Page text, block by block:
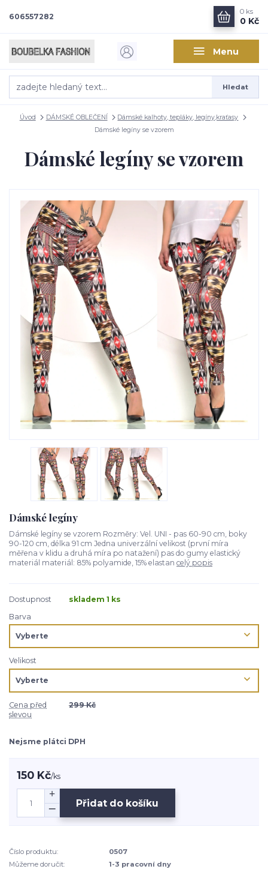
Menu
Hledat
606557282
0 ks
0 Kč
Úvod DÁMSKÉ OBLEČENÍ
Dámské kalhoty, tepláky, legíny,kraťasy
Dámské legíny se vzorem
Dámské legíny se vzorem
Dámské legíny
Dámské legíny se vzorem Rozměry: Vel. UNI - pas 60-90 cm, boky
90-120 cm, délka 91 cm Jedna univerzální velikost (první míra
měřena v klidu a druhá míra po natažení) pas do gumy elastický
materiál materiál: 85% polyamide, 15% elastan celý popis
Dostupnost
skladem 1 ks
Barva
Velikost
Cena před
slevou
299 Kč
Nejsme plátci DPH
150 Kč/ks
Přidat do košíku
Číslo produktu:
0507
Můžeme doručit:
1-3 pracovní dny